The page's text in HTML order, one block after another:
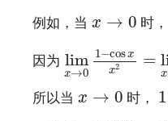
例如，当 x → 0
x 0 时，
因为 lim
x→0
1−cosx
x2 =
x
lim cos
所以当 x → 0
x 0 时， 1
1
lim → 0 1− cos